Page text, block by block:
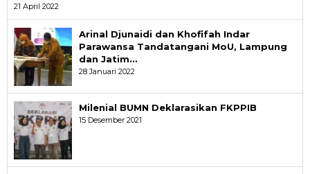
21 April 2022
Arinal Djunaidi dan Khofifah Indar
Parawansa Tandatangani MoU, Lampung
dan Jatim…
28 Januari 2022
Milenial BUMN Deklarasikan FKPPIB
15 Desember 2021